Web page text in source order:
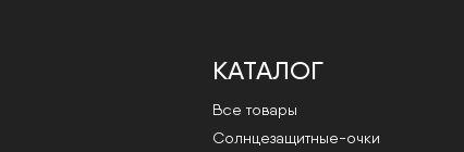
КАТАЛОГ
Все товары
Cолнцезащитные-очки